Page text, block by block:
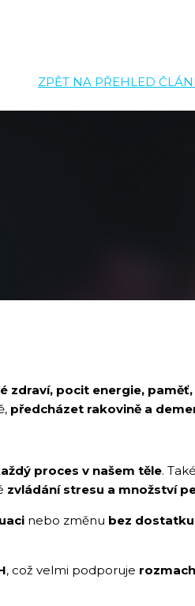
ZPĚT NA PŘEHLED
zdraví, pocit energie,
předcházet rakovině a
proces v našem těle.
zvládání stresu a množství
nebo změnu bez
, což velmi podporuje